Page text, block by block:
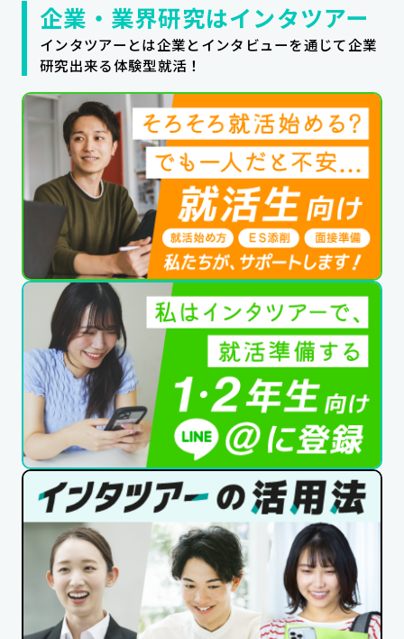
公式SNSはこちら
企業・業界研究はインタツアー
インタツアーとは企業とインタビューを通じて企業
研究出来る体験型就活！